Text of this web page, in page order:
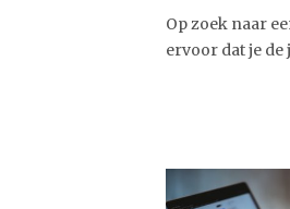
Op zoek naar
ervoor dat je